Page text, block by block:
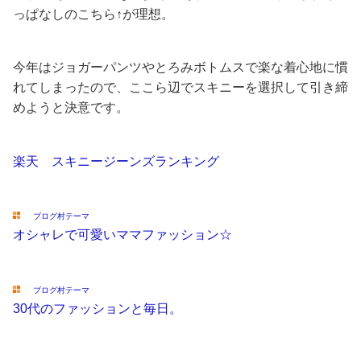
っぱなしのこちら↑が理想。
今年はジョガーパンツやとろみボトムスで楽な着心地に慣
れてしまったので、ここら辺でスキニーを選択して引き締
めようと決意です。
楽天 スキニージーンズランキング
ブログ村テーマ
オシャレで可愛いママファッション☆
ブログ村テーマ
30代のファッションと毎日。